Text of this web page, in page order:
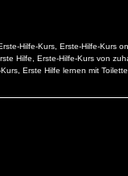
Hilfe-Kurs, Erste-Hilfe-Kurs
Hilfe, Erste-Hilfe-Kurs von
Erste Hilfe lernen mit